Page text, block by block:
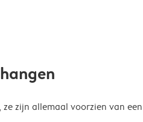
zijn allemaal voorzien van